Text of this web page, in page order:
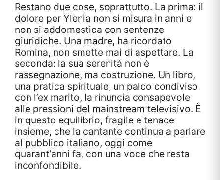
Restano due cose, soprattutto. La prima: il
dolore per Ylenia non si misura in anni e
non si addomestica con sentenze
giuridiche. Una madre, ha ricordato
Romina, non smette mai di aspettare. La
seconda: la sua serenità non è
rassegnazione, ma costruzione. Un libro,
una pratica spirituale, un palco condiviso
con l’ex marito, la rinuncia consapevole
alle pressioni del mainstream televisivo. È
in questo equilibrio, fragile e tenace
insieme, che la cantante continua a parlare
al pubblico italiano, oggi come
quarant’anni fa, con una voce che resta
inconfondibile.